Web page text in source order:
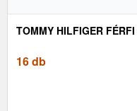
TOMMY HILFIGER
16 db